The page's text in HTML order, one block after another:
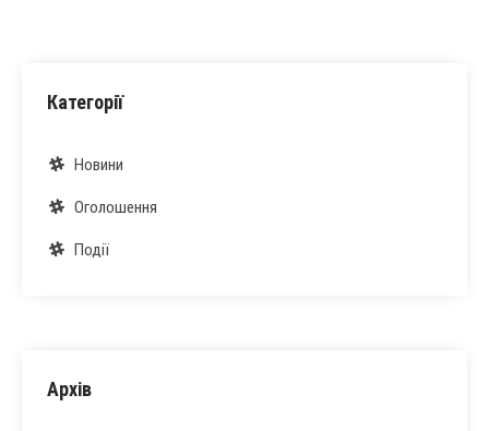
Категорії
Новини
Оголошення
Події
Архів